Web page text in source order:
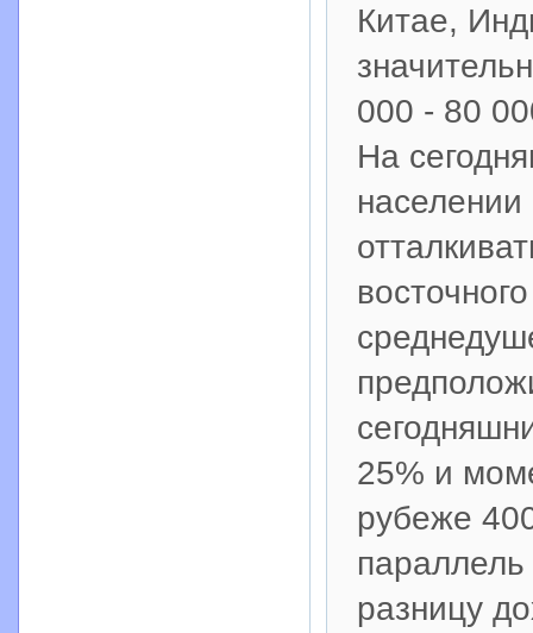
Китае,
000 - 80
На
25% и
рубеже
разницу